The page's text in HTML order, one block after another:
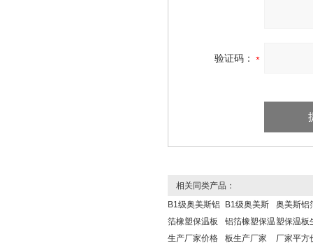
验证码：
相关同类产品：
B1级奥美斯铝
箔橡塑保温板
生产厂家价格
B1级奥美斯
铝箔橡塑保温
板生产厂家
奥美斯铝
塑保温板
厂家平方